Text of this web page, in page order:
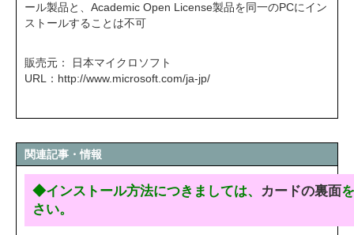
ール製品と、Academic Open License製品を同一のPCにイン
ストールすることは不可
販売元： 日本マイクロソフト
URL： http://www.microsoft.com/ja-jp/
関連記事・情報
◆インストール方法につきましては、 カードの裏面
さい。